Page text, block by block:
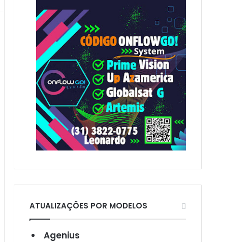
r
ATUALIZAÇÕES POR MODELOS
Agenius